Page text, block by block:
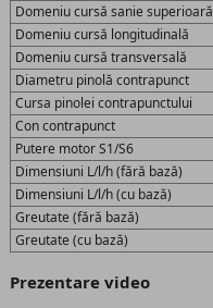
Domeniu cursă sanie superioară
Domeniu cursă longitudinală
Domeniu cursă transversală
Diametru pinolă contrapunct
Cursa pinolei contrapunctului
Con contrapunct
Putere motor S1/S6
Dimensiuni L/l/h (fără bază)
Dimensiuni L/l/h (cu bază)
Greutate (fără bază)
Greutate (cu bază)
Prezentare video